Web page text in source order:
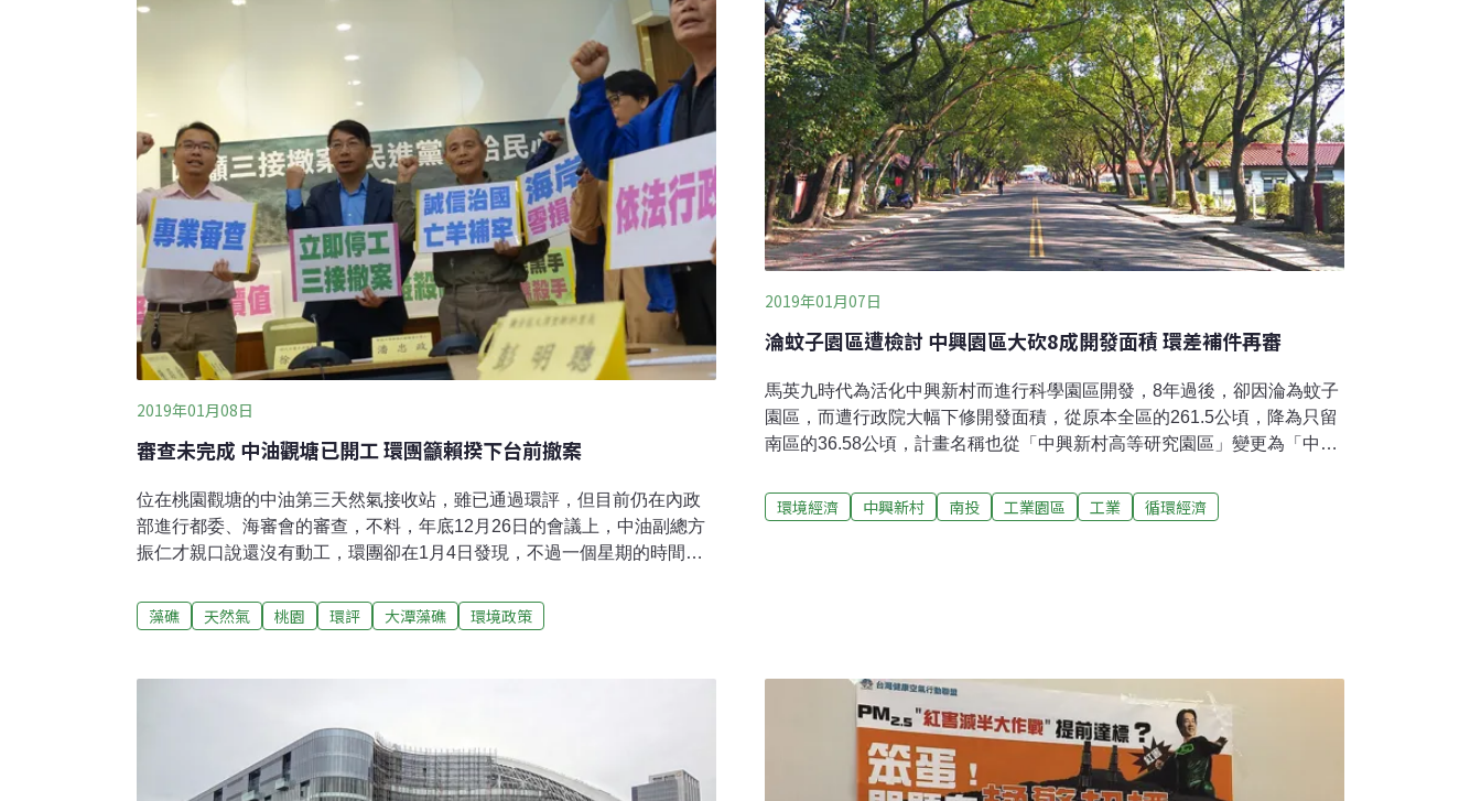
便的物品，在開學優惠販賣給住戶。但床墊、檯燈、腳踏車、WIFI機、插
頭轉接頭等用品，卻因為沒有人力去維護與處理，因此多轉贈給慈善機構
或丟棄，而高怡瑄認為，若能直接留在台大的宿舍繼續使
光芃批，目前不但全台均值落後日本近40年，且六都的PM10均值更是東京
的2到3倍之高。而六都之中，又以台南、高雄兩市，長年輪流居全台PM10
的最差兩名。連兩年不升反降的五
2019年01月08日
審查未完成 中油觀塘已開工 環團籲賴揆下台前撤案
位在桃園觀塘的中油第三天然氣接收站，雖已通過環評，但目前仍在內政
部進行都委、海審會的審查，不料，年底12月26日的會議上，中油副總方
振仁才親口說還沒有動工，環團卻在1月4日發現，不過一個星期的時間，
三接站施工的位置預定要作為天然氣儲槽，不過近期遭發現為二級保育類
小燕鷗的育雛棲地。此舉讓先前還有意願協助中油規劃移地復育計畫的中
成建議報告，更還沒有成功驗證小燕鷗移地復育的繁殖成功率，中油現在
背了移地復育是為了保護該區小燕鷗的初衷。加上柴山多杯孔珊瑚、紅肉
ㄚ髻鯊等保育類動物也同樣尚無證實保護成效，因此鳥會表態反對三接站
的開發。環團要賴清德 卸任前撤「兒戲決策」8日上午搶救大潭藻礁行動聯
藻礁 天然氣 桃園 環評 大潭藻礁 環境政策
2019年01月07日
淪蚊子園區遭檢討 中興園區大砍8成開發面積 環差補件再審
馬英九時代為活化中興新村而進行科學園區開發，8年過後，卻因淪為蚊子
園區，而遭行政院大幅下修開發面積，從原本全區的261.5公頃，降為只留
南區的36.58公頃，計畫名稱也從「中興新村高等研究園區」變更為「中興
面積大幅下修，而取消或減少眾多監測計畫。但部分小組委員質疑，並非
縮小開發面積就必定是減輕影響、對環境正面，且更擔憂此例一開，其他
設」計畫。當時審理環評的小組召集人李培芬回憶，當時政府想要活化中
興新村，但卻
環境經濟 中興新村 南投 工業園區 工業 循環經濟